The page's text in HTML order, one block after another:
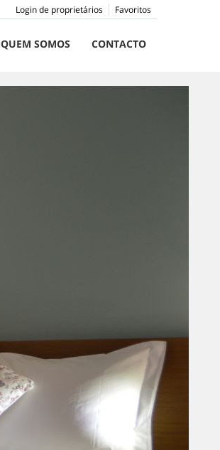
Favoritos
Login de proprietários
QUEM SOMOS CONTACTO